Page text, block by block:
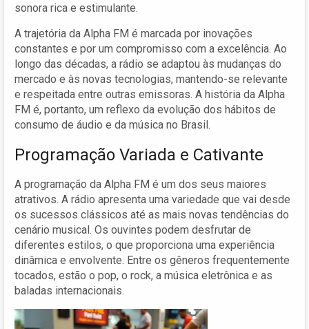
sonora rica e estimulante.
A trajetória da Alpha FM é marcada por inovações
constantes e por um compromisso com a excelência. Ao
longo das décadas, a rádio se adaptou às mudanças do
mercado e às novas tecnologias, mantendo-se relevante
e respeitada entre outras emissoras. A história da Alpha
FM é, portanto, um reflexo da evolução dos hábitos de
consumo de áudio e da música no Brasil.
Programação Variada e Cativante
A programação da Alpha FM é um dos seus maiores
atrativos. A rádio apresenta uma variedade que vai desde
os sucessos clássicos até as mais novas tendências do
cenário musical. Os ouvintes podem desfrutar de
diferentes estilos, o que proporciona uma experiência
dinâmica e envolvente. Entre os gêneros frequentemente
tocados, estão o pop, o rock, a música eletrônica e as
baladas internacionais.